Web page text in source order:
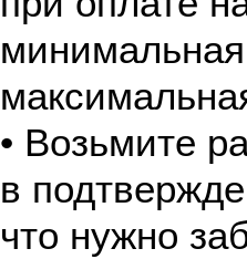
• Возьмите
в
что нужно